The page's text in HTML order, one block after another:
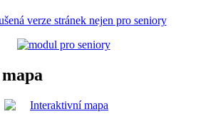
verze stránek nejen pro seniory